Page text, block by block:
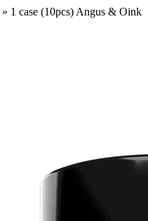
» 1 case (10pcs) Angus & Oink